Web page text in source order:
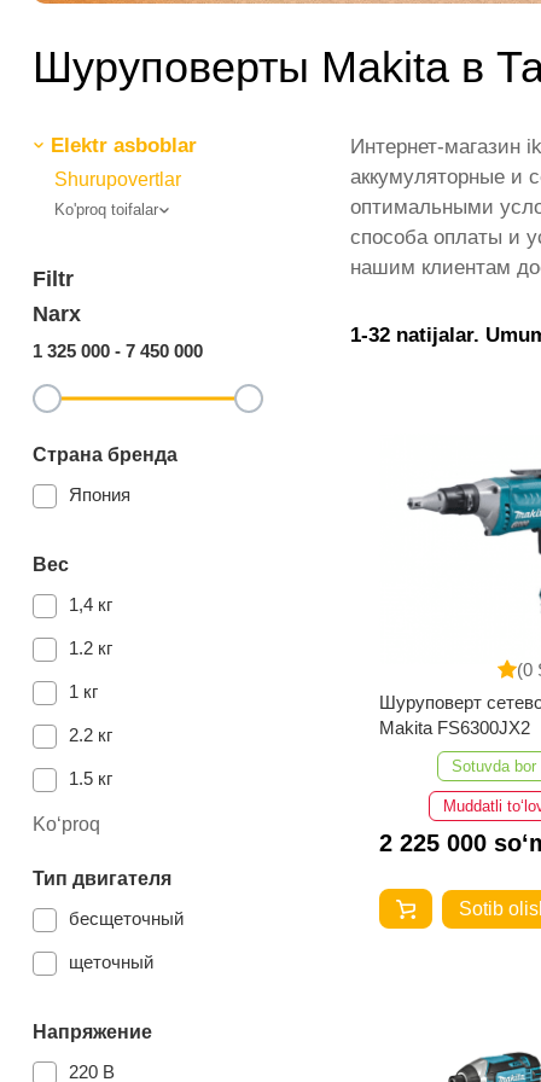
Шуруповерты Makita в
Elektr asboblar
Shurupovertlar
Ko'proq toifalar
Filtr
Narx
1 325 000 - 7 450 000
Страна бренда
Япония
Вес
1,4 кг
1.2 кг
1 кг
2.2 кг
1.5 кг
1.4 кг
1.9 кг
1.7 кг
Ko‘proq
Тип двигателя
бесщеточный
щеточный
Напряжение
220 В
Интернет-магазин
аккумуляторные и
оптимальными
способа оплаты и
нашим клиентам
1-32 natijalar.
(0
Шуруповерт
Makita FS6300JX2
Sotuvda bor
Muddatli
2 225 000
Sotib